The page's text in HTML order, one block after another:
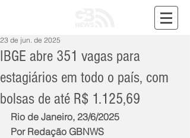
IBGE abre 351 vagas para
estagiários em todo o país, com
bolsas de até R$ 1.125,69
23 de jun. de 2025
Rio de Janeiro, 23/6/2025
Por Redação GBNWS